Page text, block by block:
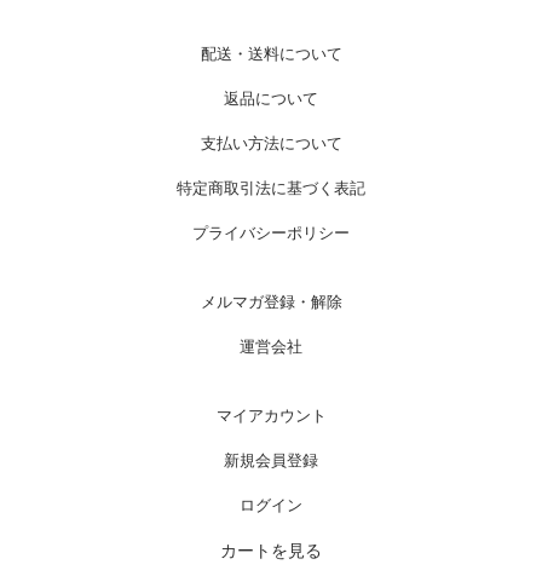
配送・送料について
返品について
支払い方法について
特定商取引法に基づく表記
プライバシーポリシー
メルマガ登録・解除
運営会社
マイアカウント
新規会員登録
ログイン
カートを見る